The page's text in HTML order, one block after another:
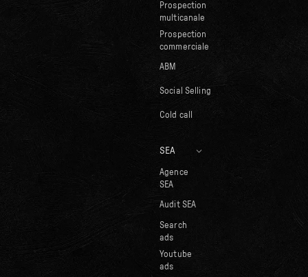
Prospection
multicanale
Prospection
commerciale
ABM
Social Selling
Cold call
SEA
Agence
SEA
Audit SEA
Search
ads
Youtube
ads